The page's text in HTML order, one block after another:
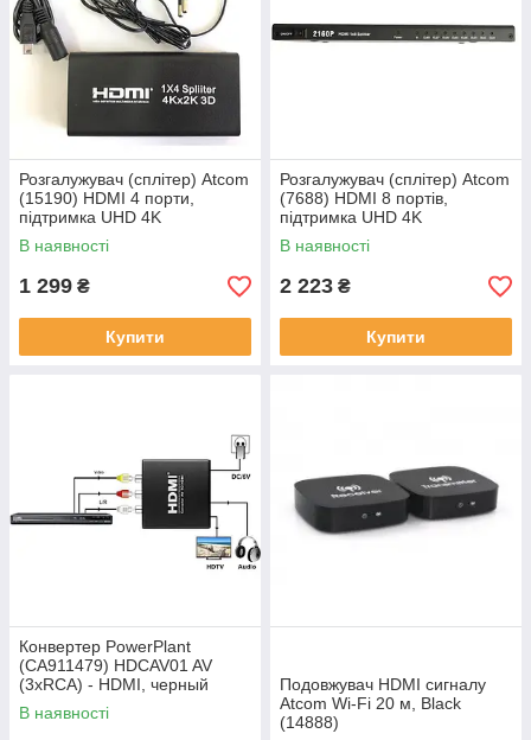
Розгалужувач (сплітер) Atcom
(15190) HDMI 4 порти,
підтримка UHD 4K
В наявності
1 299 ₴
Купити
Розгалужувач (сплітер) Atcom
(7688) HDMI 8 портів,
підтримка UHD 4K
В наявності
2 223 ₴
Купити
Конвертер PowerPlant
(CA911479) HDCAV01 AV
(3xRCA) - HDMI, черный
В наявності
Подовжувач HDMI сигналу
Atcom Wi-Fi 20 м, Black
(14888)